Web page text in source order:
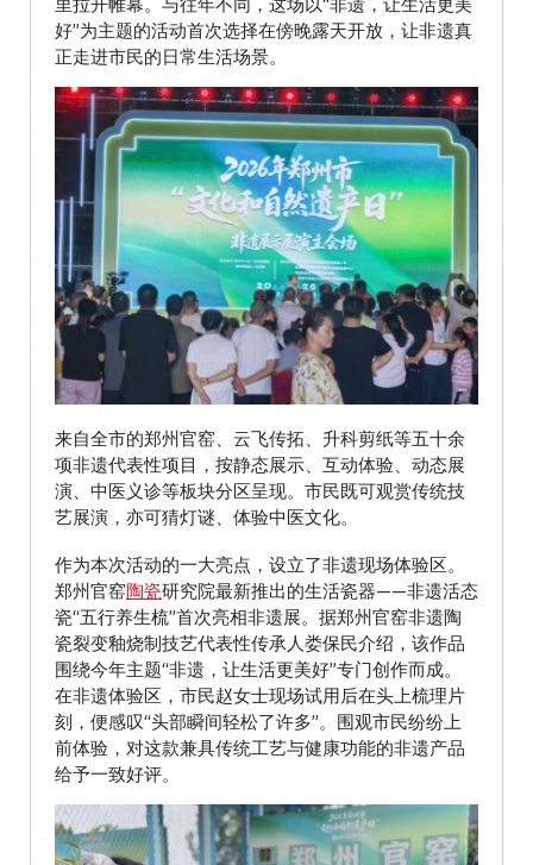
里拉开帷幕。与往年不同，这场以“非遗，让生活更美
好”为主题的活动首次选择在傍晚露天开放，让非遗真
正走进市民的日常生活场景。
来自全市的郑州官窑、云飞传拓、升科剪纸等五十余
项非遗代表性项目，按静态展示、互动体验、动态展
演、中医义诊等板块分区呈现。市民既可观赏传统技
艺展演，亦可猜灯谜、体验中医文化。
作为本次活动的一大亮点，设立了非遗现场体验区。
郑州官窑陶瓷研究院最新推出的生活瓷器——非遗活态
瓷“五行养生梳”首次亮相非遗展。据郑州官窑非遗陶
瓷裂变釉烧制技艺代表性传承人娄保民介绍，该作品
围绕今年主题“非遗，让生活更美好”专门创作而成。
在非遗体验区，市民赵女士现场试用后在头上梳理片
刻，便感叹“头部瞬间轻松了许多”。围观市民纷纷上
前体验，对这款兼具传统工艺与健康功能的非遗产品
给予一致好评。